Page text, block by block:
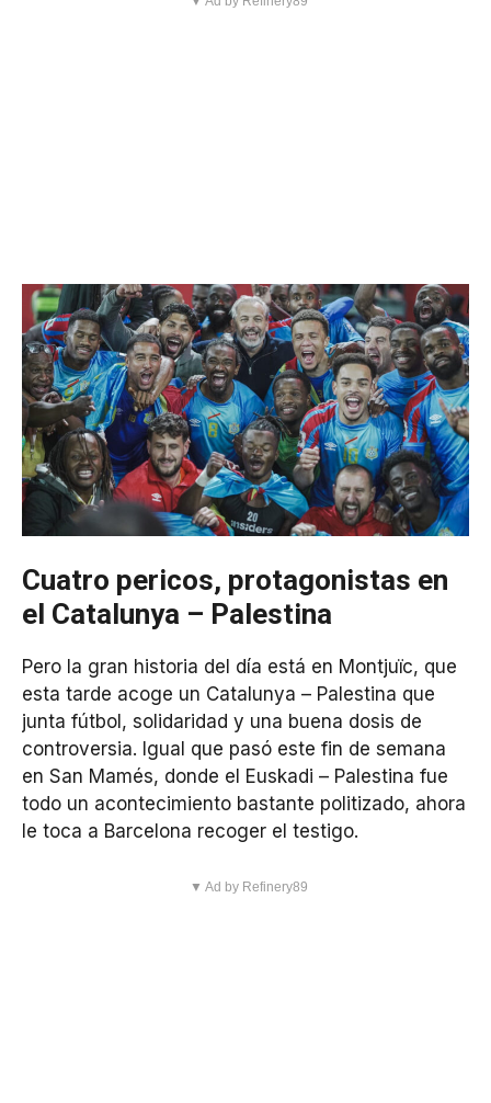
Cuatro pericos, protagonistas en
el Catalunya – Palestina
Pero la gran historia del día está en Montjuïc, que
esta tarde acoge un Catalunya – Palestina que
junta fútbol, solidaridad y una buena dosis de
controversia. Igual que pasó este fin de semana
en San Mamés, donde el Euskadi – Palestina fue
todo un acontecimiento bastante politizado, ahora
le toca a Barcelona recoger el testigo.
▼ Ad by Refinery89